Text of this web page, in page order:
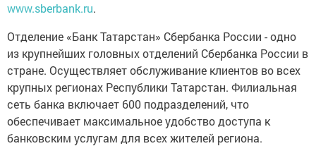
www.sberbank.ru.
Отделение «Банк Татарстан» Сбербанка России - одно
из крупнейших головных отделений Сбербанка России в
стране. Осуществляет обслуживание клиентов во всех
крупных регионах Республики Татарстан. Филиальная
сеть банка включает 600 подразделений, что
обеспечивает максимальное удобство доступа к
банковским услугам для всех жителей региона.